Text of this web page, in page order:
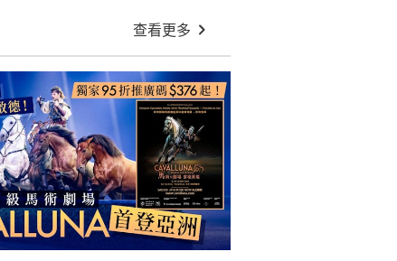
查看更多